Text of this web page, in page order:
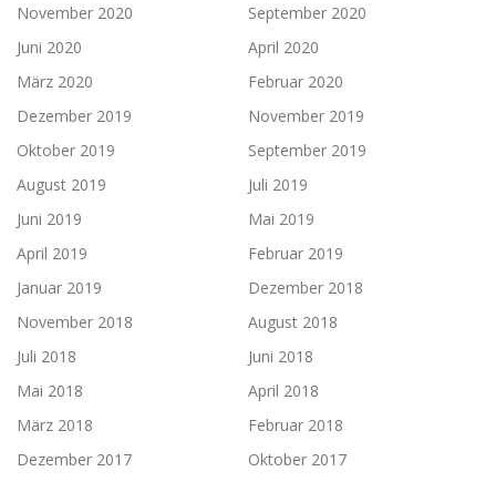
November 2020
September 2020
Juni 2020
April 2020
März 2020
Februar 2020
Dezember 2019
November 2019
Oktober 2019
September 2019
August 2019
Juli 2019
Juni 2019
Mai 2019
April 2019
Februar 2019
Januar 2019
Dezember 2018
November 2018
August 2018
Juli 2018
Juni 2018
Mai 2018
April 2018
März 2018
Februar 2018
Dezember 2017
Oktober 2017